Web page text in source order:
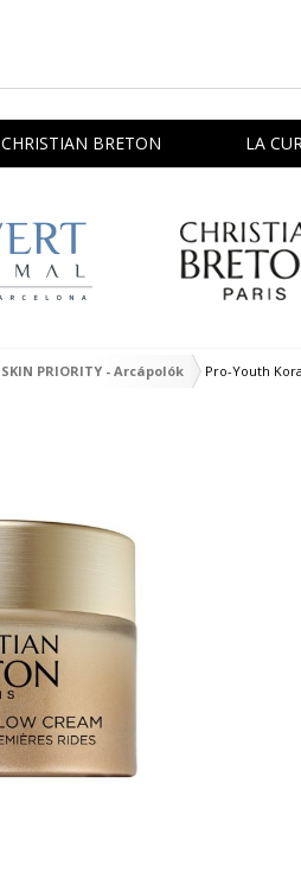
CHRISTIAN BRETON LA
SKIN PRIORITY - Arcápolók Pro-Youth